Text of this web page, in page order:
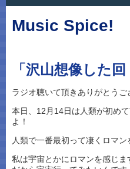
Music Spice!
「沢山想像した回
ラジオ聴いて頂きありがとうご
本日、12月14日は人類が初め
よ！
人類で一番最初って凄くロマ
私は宇宙とかにロマンを感じま